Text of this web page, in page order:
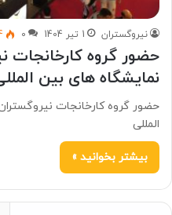
نیروگستران 1 تیر 1404 0
حضور گروه کارخانجات
نمایشگاه های بین
حضور گروه کارخانجات
المللی
بیشتر بخوانید »